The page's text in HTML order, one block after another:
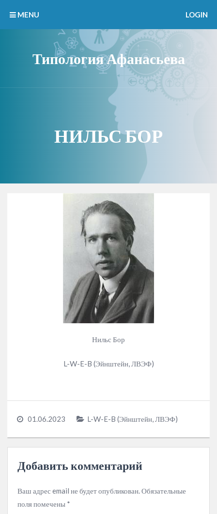
Типология Афанасьева
MENU LOGIN
НИЛЬС БОР
Нильс Бор
L-W-E-B (Эйнштейн, ЛВЭФ)
01.06.2023 L-W-E-B (Эйнштейн, ЛВЭФ)
Добавить комментарий
Ваш адрес email не будет опубликован. Обязательные
поля помечены *